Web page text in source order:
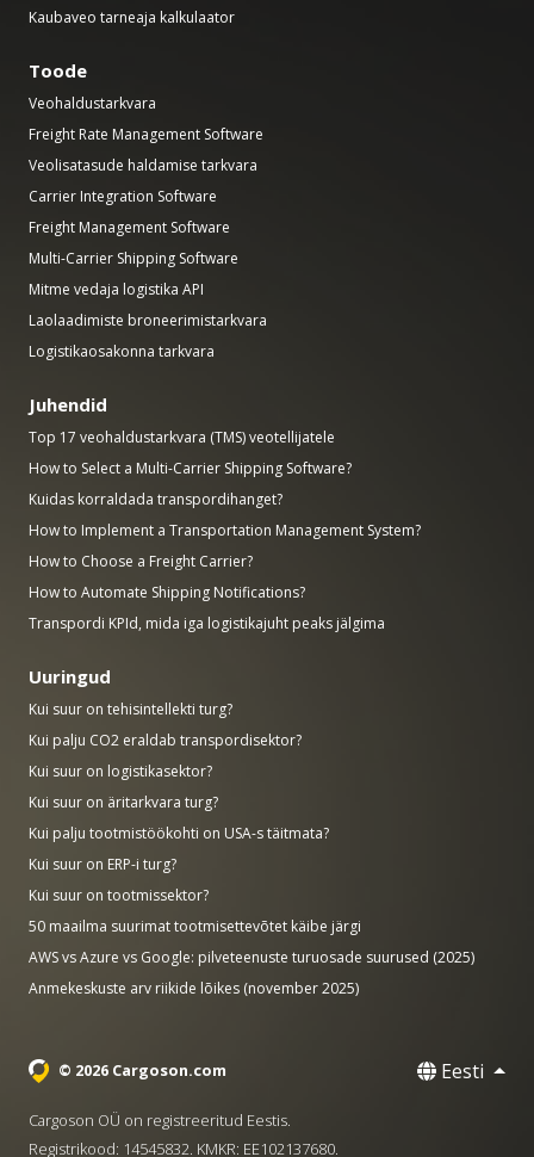
Kaubaveo tarneaja kalkulaator
Toode
Veohaldustarkvara
Freight Rate Management Software
Veolisatasude haldamise tarkvara
Carrier Integration Software
Freight Management Software
Multi-Carrier Shipping Software
Mitme vedaja logistika API
Laolaadimiste broneerimistarkvara
Logistikaosakonna tarkvara
Juhendid
Top 17 veohaldustarkvara (TMS) veotellijatele
How to Select a Multi-Carrier Shipping Software?
Kuidas korraldada transpordihanget?
How to Implement a Transportation Management System?
How to Choose a Freight Carrier?
How to Automate Shipping Notifications?
Transpordi KPId, mida iga logistikajuht peaks jälgima
Uuringud
Kui suur on tehisintellekti turg?
Kui palju CO2 eraldab transpordisektor?
Kui suur on logistikasektor?
Kui suur on äritarkvara turg?
Kui palju tootmistöökohti on USA-s täitmata?
Kui suur on ERP-i turg?
Kui suur on tootmissektor?
50 maailma suurimat tootmisettevõtet käibe järgi
AWS vs Azure vs Google: pilveteenuste turuosade suurused (2025)
Anmekeskuste arv riikide lõikes (november 2025)
© 2026 Cargoson.com Eesti
Cargoson OÜ on registreeritud Eestis.
Registrikood: 14545832. KMKR: EE102137680.